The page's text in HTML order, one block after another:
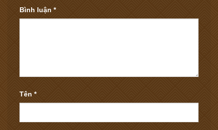
Bình luận *
Tên *